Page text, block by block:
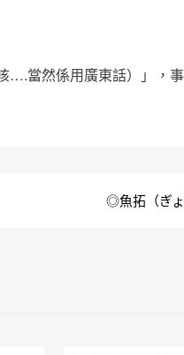
….當然係用廣東話）」，
◎魚拓（ぎょ